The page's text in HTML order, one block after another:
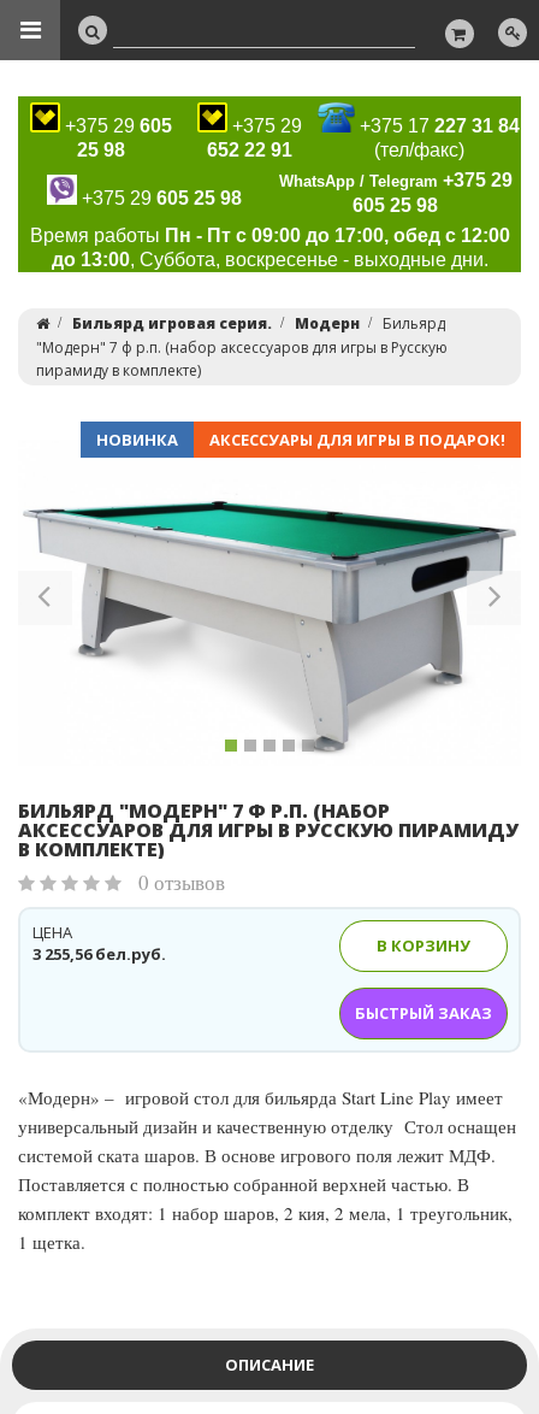
+375 29 605
25 98
+375 29
652 22 91
+375 17227 31 84
(тел/факс)
+375 29 605 25 98
WhatsApp / Telegram +375 29
605 25 98
Время работы Пн - Пт с 09:00 до 17:00, обед с 12:00
до 13:00, Суббота, воскресенье - выходные дни.
Бильярд игровая серия. Модерн
Бильярд
"Модерн" 7 ф р.п. (набор аксессуаров для игры в Русскую
пирамиду в комплекте)
НОВИНКА АКСЕССУАРЫ ДЛЯ ИГРЫ В ПОДАРОК!
Previous
БИЛЬЯРД "МОДЕРН" 7 Ф Р.П. (НАБОР
АКСЕССУАРОВ ДЛЯ ИГРЫ В РУССКУЮ ПИРАМИДУ
В КОМПЛЕКТЕ)
0 отзывов
3 255,56 бел.руб.
ЦЕНА
В КОРЗИНУ
БЫСТРЫЙ ЗАКАЗ
«Модерн» – игровой стол для бильярда Start Line Play имеет
универсальный дизайн и качественную отделку Стол оснащен
системой ската шаров. В основе игрового поля лежит МДФ.
Поставляется с полностью собранной верхней частью. В
комплект входят: 1 набор шаров, 2 кия, 2 мела, 1 треугольник,
1 щетка.
ОПИСАНИЕ